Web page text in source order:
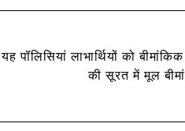
यह पॉलिसियां लाभार्थियों को
की सूरत में मूल